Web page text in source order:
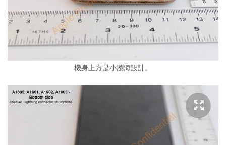
機身上方是小瀏海設計。